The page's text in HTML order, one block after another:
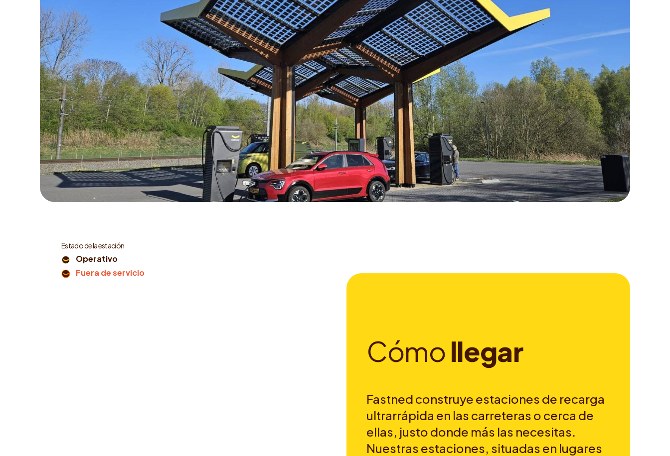
Estado de la estación
Operativo
Fuera de servicio
Cómollegar
Fastned construye estaciones de recarga
ultrarrápida en las carreteras o cerca de
ellas, justo donde más las necesitas.
Nuestras estaciones, situadas en lugares